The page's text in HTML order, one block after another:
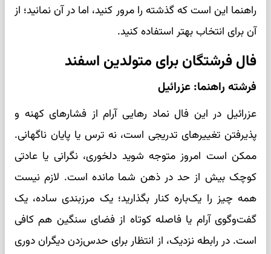
راهنما این است که گذشته را مرور کنید، اما در آن نمانید؛ از
آن برای انتخاب بهتر استفاده کنید.
فال فرشتگان برای متولدین اسفند
فرشته راهنما: عزرائیل
عزرائیل در این فال نماد رهایی آرام از فشارهای کهنه و
پذیرفتن تغییرهای تدریجی است، نه ترس یا پایان ناگهانی.
ممکن است امروز متوجه شوید دلخوری، نگرانی یا عادتی
کوچک بیش از حد در ذهن شما مانده است. لازم نیست
همه چیز را یک‌باره کنار بگذارید؛ یک مرزبندی ساده، یک
گفت‌وگوی آرام یا فاصله کوتاه از فضای سنگین هم کافی
است. در رابطه نزدیک، از انتظار برای حدس‌زدن دیگران دوری